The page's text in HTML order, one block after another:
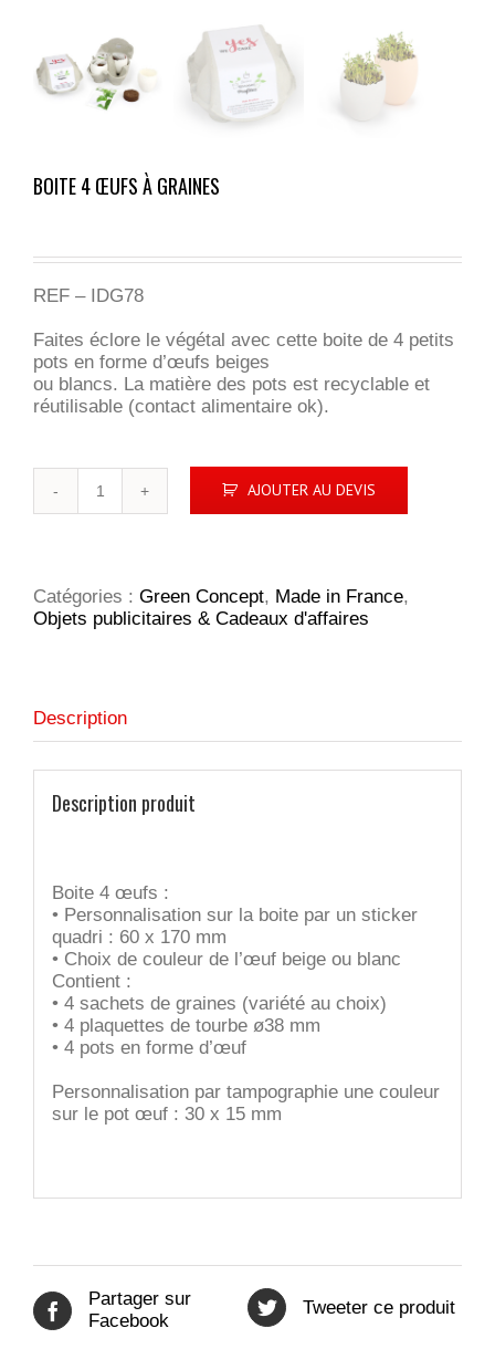
BOITE 4 ŒUFS À GRAINES
REF – IDG78
Faites éclore le végétal avec cette boite de 4 petits
pots en forme d’œufs beiges
ou blancs. La matière des pots est recyclable et
réutilisable (contact alimentaire ok).
À
GRAINES
AJOUTER AU DEVIS
Catégories : Green Concept, Made in France,
Objets publicitaires & Cadeaux d'affaires
Description
Description produit
Boite 4 œufs :
• Personnalisation sur la boite par un sticker
quadri : 60 x 170 mm
• Choix de couleur de l’œuf beige ou blanc
Contient :
• 4 sachets de graines (variété au choix)
• 4 plaquettes de tourbe ø38 mm
• 4 pots en forme d’œuf
Personnalisation par tampographie une couleur
sur le pot œuf : 30 x 15 mm
Partager sur
Facebook
Tweeter ce produit